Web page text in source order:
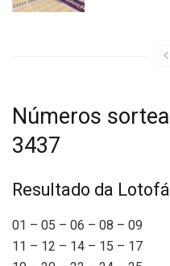
Números
3437
Resultado da
01 – 05 – 06 – 08 – 09
11 – 12 – 14 – 15 – 17